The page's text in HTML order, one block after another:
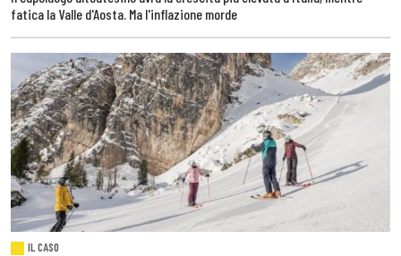
fatica la Valle d'Aosta. Ma l'inflazione morde
IL CASO